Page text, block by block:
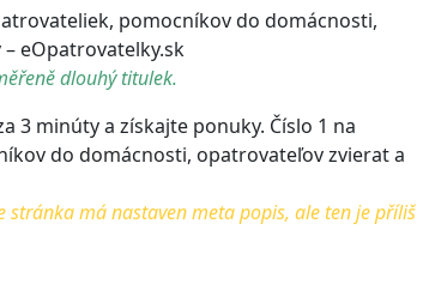
pomocníkov do domácnosti,
eOpatrovatelky.sk
dlouhý titulek.
3 minúty a získajte ponuky. Číslo 1 na
do domácnosti, opatrovateľov zvierat a
stránka má nastaven meta popis, ale ten je příliš